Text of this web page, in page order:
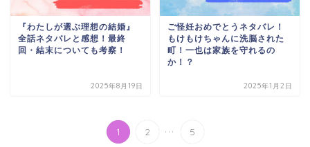
『わたしが選ぶ理想の結婚』
全話ネタバレと感想！最終
回・結末についても考察！
2025年8月19日
ご怪妊おめでとうネタバレ！
もけもけちゃんに洗脳された
町！一也は家族を守れるの
か！？
2025年1月2日
1 2 ... 5